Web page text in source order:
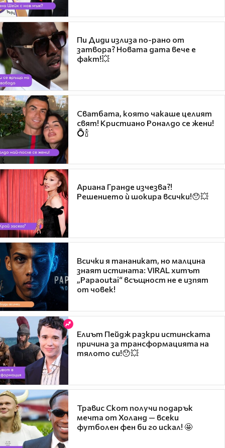
Пи Диди излиза по-рано от
затвора? Новата дата вече е
факт!💥
Сватбата, която чакаше целият
свят! Кристиано Роналдо се жени!
💍🍾
Ариана Гранде изчезва?!
Решението ѝ шокира всички!😯💥
Всички я тананикат, но малцина
знаят истината: VIRAL хитът
„Papaoutai“ всъщност не е изпят
от човек!
Елиът Пейдж разкри истинската
причина за трансформацията на
тялото си!😯💥
Травис Скот получи подарък
мечта от Холанд — всеки
футболен фен би го искал! 🤩